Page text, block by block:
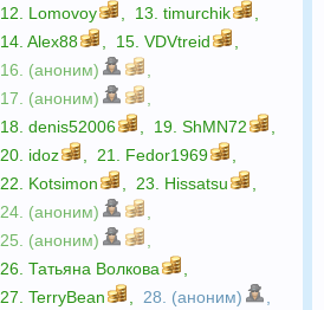
12. Lomovoy 13. timurchik
14. Alex88 15. VDVtreid
16. (аноним)
17. (аноним)
18. denis52006 19. ShMN72
20. idoz 21. Fedor1969
22. Kotsimon 23. Hissatsu
24. (аноним)
25. (аноним)
26. Татьяна Волкова
27. TerryBean 28. (аноним)